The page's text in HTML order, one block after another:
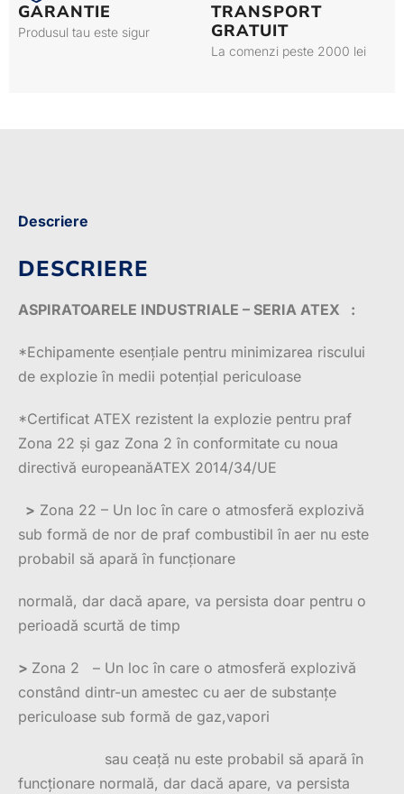
GARANTIE
Produsul tau este sigur
TRANSPORT
GRATUIT
La comenzi peste 2000 lei
Descriere
DESCRIERE
ASPIRATOARELE INDUSTRIALE – SERIA ATEX :
*Echipamente esențiale pentru minimizarea riscului
de explozie în medii potențial periculoase
*Certificat ATEX rezistent la explozie pentru praf
Zona 22 și gaz Zona 2 în conformitate cu noua
directivă europeanăATEX 2014/34/UE
> Zona 22 – Un loc în care o atmosferă explozivă
sub formă de nor de praf combustibil în aer nu este
probabil să apară în funcționare
normală, dar dacă apare, va persista doar pentru o
perioadă scurtă de timp
> Zona 2 – Un loc în care o atmosferă explozivă
constând dintr-un amestec cu aer de substanțe
periculoase sub formă de gaz,vapori
sau ceață nu este probabil să apară în
funcționare normală, dar dacă apare, va persista